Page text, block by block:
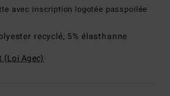
avec inscription logotée passpoilée
recyclé, 5% élasthanne
(Loi Agec)